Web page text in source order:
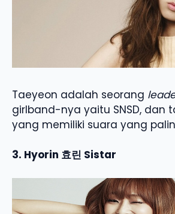
Taeyeon adalah seorang
girlband-nya yaitu SNSD, dan
yang memiliki suara yang
3. Hyorin 효린 Sistar